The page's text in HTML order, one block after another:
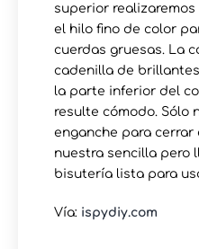
superior
el hilo fino de color
cuerdas gruesas. La
cadenilla de
la parte inferior del
resulte cómodo. Sólo
enganche para cerrar
nuestra sencilla pero
bisutería lista para
Vía: ispydiy.com